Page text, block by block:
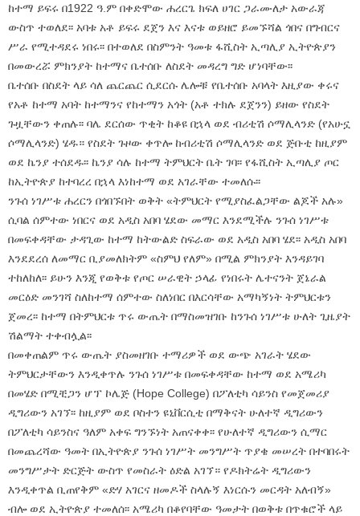
ከተማ ይፍሩ በ1922 ዓ.ም በቀድሞው ሐረርጌ ክፍለ ሀገር ጋራሙለታ አውራጃ
ውስጥ ተወለደ፡፡ አባቱ አቶ ይፍሩ ደጀን እና እናቱ ወይዘሮ ይመኙሻል ጎበና በግብርና
ሥራ የሚተዳደሩ ነበሩ፡፡ በተወለደ በስምንት ዓመቱ ፋሺስት ኢጣሊያ ኢትዮጵያን
በመውረሯ ምክንያት ከተማና ቤተሰቡ ለስደት መዳረግ ግድ ሆነባቸው፡፡
ቤተሰቡ በስደት ላይ ሳለ ጨርጨር ሲደርሱ ሌሎቹ የቤተሰቡ አባላት እዚያው ቀሩና
የአቶ ከተማ አባት ከተማንና የከተማን አጎት (አቶ ተክሉ ደጀንን) ይዘው የስደት
ጉዟቸውን ቀጠሉ፡፡ ባሌ ደርሰው ጥቂት ከቆዩ በኋላ ወደ ብሪቲሽ ሶማሊላንድ (የአሁኗ
ሶማሊላንድ) ሄዱ። የስደት ጉዞው ቀጥሎ ከብሪቲሽ ሶማሊላንድ ወደ ጅቡቲ ከዚያም
ወደ ኬንያ ተሰደዱ፡፡ ኬንያ ሳሉ ከተማ ትምህርት ቤት ገባ፡፡ የፋሺስት ኢጣሊያ ጦር
ከኢትዮጵያ ከተባረረ በኋላ እነከተማ ወደ አገራቸው ተመለሱ፡፡
ንጉሰ ነገሥቱ ሐረርን በጎበኙበት ወቅት «ትምህርት የሚያስፈልጋቸው ልጆች አሉ»
ሲባል ሰምተው ነበርና ወደ አዲስ አበባ ሄደው መማር እንደሚችሉ ንጉሰ ነገሥቱ
በመፍቀዳቸው ታዳጊው ከተማ ከትውልድ ስፍራው ወደ አዲስ አበባ ሄደ፡፡ አዲስ አበባ
እንደደረሰ ለመማር ቢያመለክትም «ስምህ የለም» በሚል ምክንያት እንዳይገባ
ተከለከለ፡፡ ይሁን እንጂ የወቅቱ የጦር ሠራዊት ኃላፊ የነበሩት ሌተናንት ጀኔራል
መርዕድ መንገሻ ስለከተማ ሰምተው ስለነበር በእርሳቸው አማካኝነት ትምህርቱን
ጀመረ፡፡ ከተማ በትምህርቱ ጥሩ ውጤት በማስመዝገቡ ከንጉሰ ነገሥቱ ሁለት ጊዜያት
ሽልማት ተቀብሏል፡፡
በመቀጠልም ጥሩ ውጤት ያስመዘገቡ ተማሪዎች ወደ ውጭ አገራት ሄደው
ትምህርታቸውን እንዲቀጥሉ ንጉሰ ነገሥቱ በመፍቀዳቸው ከተማ ወደ አሜሪካ
በመሄድ በሚቺጋን ሆፕ ኮሌጅ (Hope College) በፖለቲካ ሳይንስ የመጀመሪያ
ዲግሪውን አገኘ፡፡ ከዚያም ወደ ቦስተን ዩኒቨርሲቲ በማቅናት ሁለተኛ ዲግሪውን
በፖለቲካ ሳይንስና ዓለም አቀፍ ግንኙነት አጠናቀቀ፡፡ የሁለተኛ ዲግሪውን ሲማር
በመጨረሻው ዓመት በኢትዮጵያ ንጉሰ ነገሥት መንግሥት ጥያቄ መሠረት በተባበሩት
መንግሥታት ድርጅት ውስጥ የመስራት ዕድል አገኘ። የዶክትሬት ዲግሪውን
እንዲቀጥል ቢጠየቅም «ድሃ አገርና ዘመዶች ስላሉኝ እነርሱን መርዳት አለብኝ»
ብሎ ወደ ኢትዮጵያ ተመለሰ፡፡ አሜሪካ በቆየባቸው ዓመታት በወቅቱ በጥቁሮች ላይ